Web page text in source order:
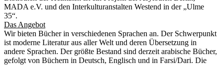
MADA e.V. und den Interkulturanstalten Westend in der „Ulme
35“.
Das Angebot
Wir bieten Bücher in verschiedenen Sprachen an. Der Schwerpunkt
ist moderne Literatur aus aller Welt und deren Übersetzung in
andere Sprachen. Der größte Bestand sind derzeit arabische Bücher,
gefolgt von Büchern in Deutsch, Englisch und in Farsi/Dari. Die